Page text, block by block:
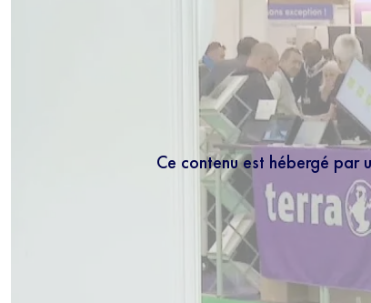
Ce contenu est hébergé par